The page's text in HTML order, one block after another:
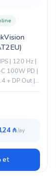
| 120 Hz |
100W PD |
+ DP Out |
₼
et